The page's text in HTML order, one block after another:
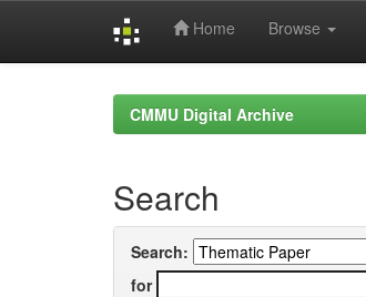
Home Browse
CMMU Digital Archive
Search
Search:
for